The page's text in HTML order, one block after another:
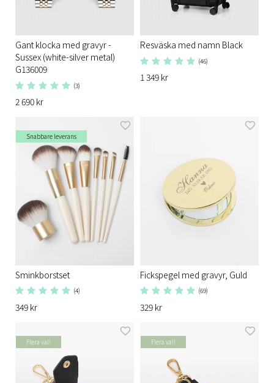
Gant klocka med gravyr -
Sussex (white-silver metal)
G136009
(3)
2 690 kr
Resväska med namn Black
(46)
1 349 kr
Snabbare leverans
Sminkborstset
(4)
349 kr
Fickspegel med gravyr, Guld
(69)
329 kr
Flera val! Flera val!